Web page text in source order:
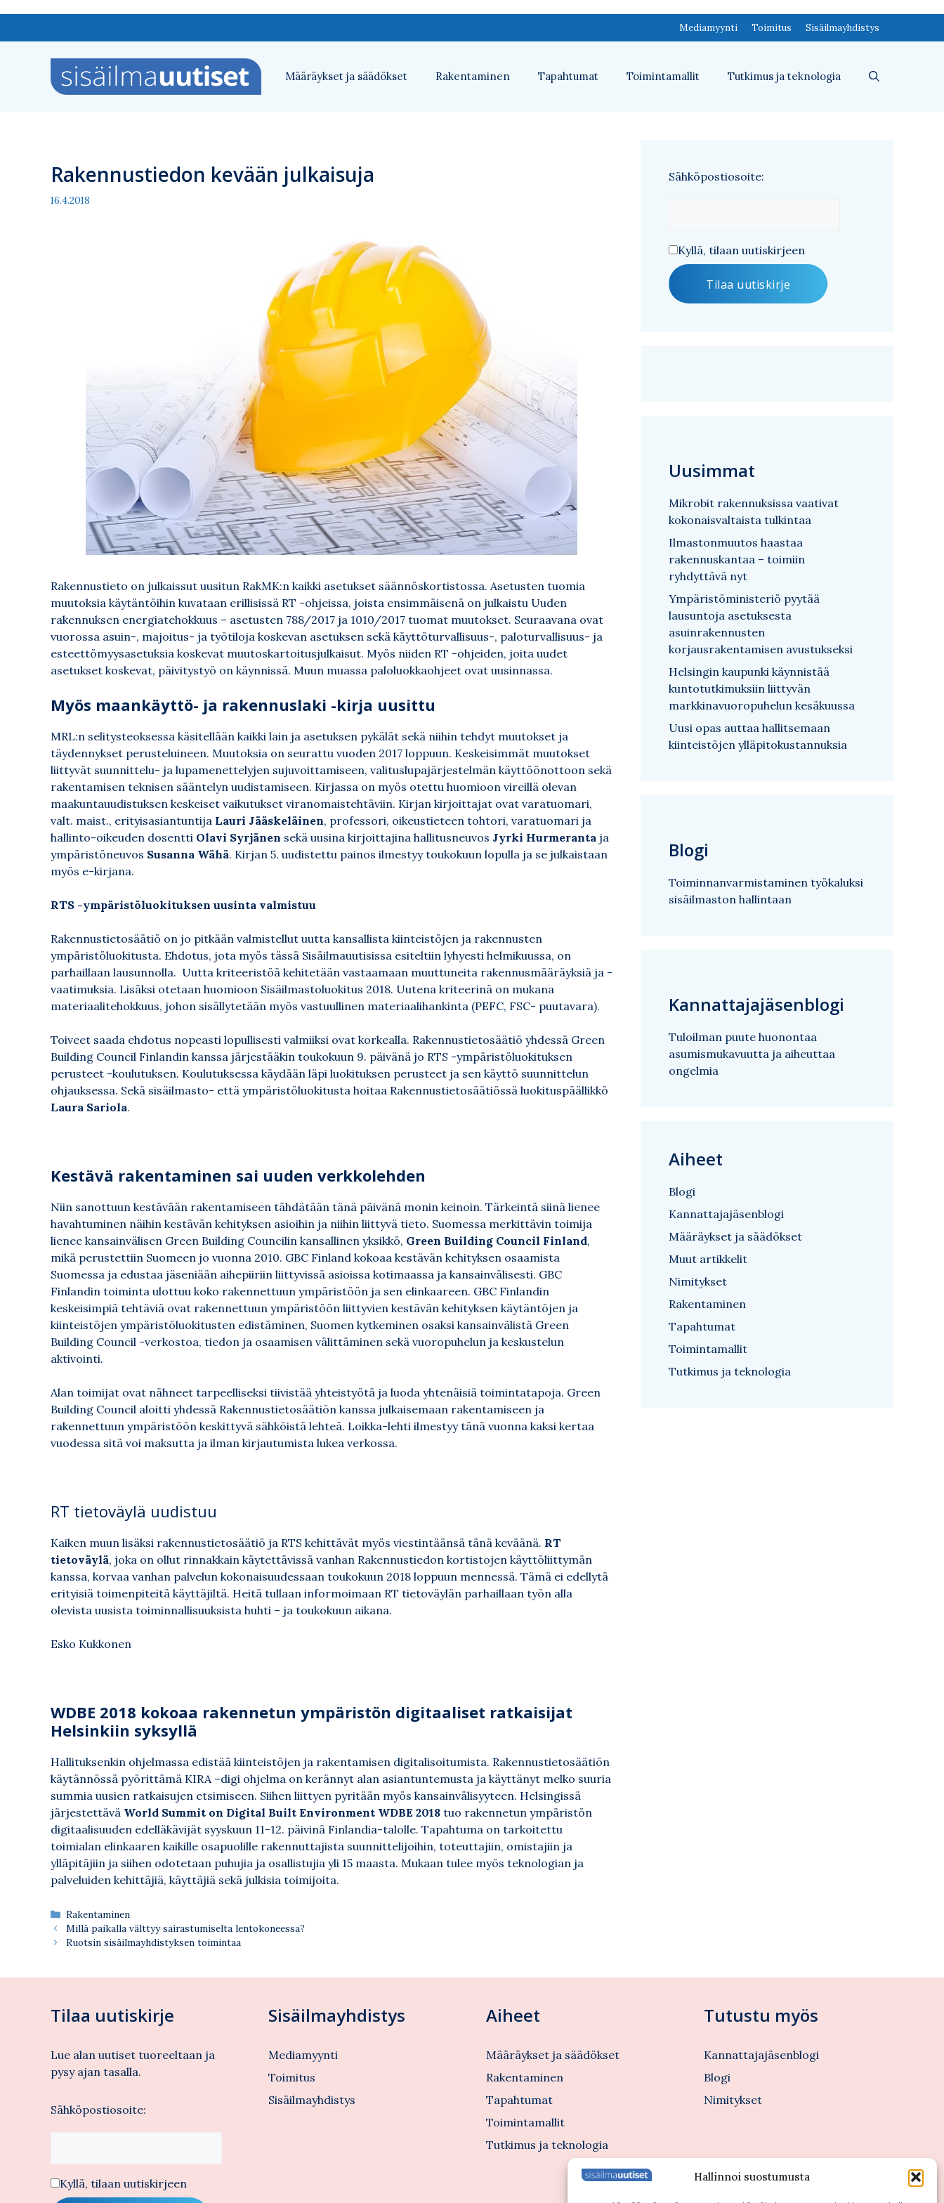
Hallinnoi suostumusta
sisältöön
Mediamyynti Toimitus Sisäilmayhdistys
Määräykset ja säädökset Rakentaminen Tapahtumat Toimintamallit Tutkimus ja teknologia
Rakennustiedon kevään julkaisuja
16.4.2018
Rakennustieto on julkaissut uusitun RakMK:n kaikki asetukset säännöskortistossa. Asetusten tuomia
muutoksia käytäntöihin kuvataan erillisissä RT -ohjeissa, joista ensimmäisenä on julkaistu Uuden
rakennuksen energiatehokkuus – asetusten 788/2017 ja 1010/2017 tuomat muutokset. Seuraavana ovat
vuorossa asuin-, majoitus- ja työtiloja koskevan asetuksen sekä käyttöturvallisuus-, paloturvallisuus- ja
esteettömyysasetuksia koskevat muutoskartoitusjulkaisut. Myös niiden RT -ohjeiden, joita uudet
asetukset koskevat, päivitystyö on käynnissä. Muun muassa paloluokkaohjeet ovat uusinnassa.
Myös maankäyttö- ja rakennuslaki -kirja uusittu
MRL:n selitysteoksessa käsitellään kaikki lain ja asetuksen pykälät sekä niihin tehdyt muutokset ja
täydennykset perusteluineen. Muutoksia on seurattu vuoden 2017 loppuun. Keskeisimmät muutokset
liittyvät suunnittelu- ja lupamenettelyjen sujuvoittamiseen, valituslupajärjestelmän käyttöönottoon sekä
rakentamisen teknisen sääntelyn uudistamiseen. Kirjassa on myös otettu huomioon vireillä olevan
maakuntauudistuksen keskeiset vaikutukset viranomaistehtäviin. Kirjan kirjoittajat ovat varatuomari,
valt. maist., erityisasiantuntija Lauri Jääskeläinen, professori, oikeustieteen tohtori, varatuomari ja
hallinto-oikeuden dosentti Olavi Syrjänen sekä uusina kirjoittajina hallitusneuvos Jyrki Hurmeranta ja
ympäristöneuvos Susanna Wähä. Kirjan 5. uudistettu painos ilmestyy toukokuun lopulla ja se julkaistaan
myös e-kirjana.
RTS -ympäristöluokituksen uusinta valmistuu
Rakennustietosäätiö on jo pitkään valmistellut uutta kansallista kiinteistöjen ja rakennusten
ympäristöluokitusta. Ehdotus, jota myös tässä Sisäilmauutisissa esiteltiin lyhyesti helmikuussa, on
parhaillaan lausunnolla. Uutta kriteeristöä kehitetään vastaamaan muuttuneita rakennusmääräyksiä ja -
vaatimuksia. Lisäksi otetaan huomioon Sisäilmastoluokitus 2018. Uutena kriteerinä on mukana
materiaalitehokkuus, johon sisällytetään myös vastuullinen materiaalihankinta (PEFC, FSC- puutavara).
Toiveet saada ehdotus nopeasti lopullisesti valmiiksi ovat korkealla. Rakennustietosäätiö yhdessä Green
Building Council Finlandin kanssa järjestääkin toukokuun 9. päivänä jo RTS -ympäristöluokituksen
perusteet -koulutuksen. Koulutuksessa käydään läpi luokituksen perusteet ja sen käyttö suunnittelun
ohjauksessa. Sekä sisäilmasto- että ympäristöluokitusta hoitaa Rakennustietosäätiössä luokituspäällikkö
Laura Sariola.
Kestävä rakentaminen sai uuden verkkolehden
Niin sanottuun kestävään rakentamiseen tähdätään tänä päivänä monin keinoin. Tärkeintä siinä lienee
havahtuminen näihin kestävän kehityksen asioihin ja niihin liittyvä tieto. Suomessa merkittävin toimija
lienee kansainvälisen Green Building Councilin kansallinen yksikkö, Green Building Council Finland,
mikä perustettiin Suomeen jo vuonna 2010. GBC Finland kokoaa kestävän kehityksen osaamista
Suomessa ja edustaa jäseniään aihepiiriin liittyvissä asioissa kotimaassa ja kansainvälisesti. GBC
Finlandin toiminta ulottuu koko rakennettuun ympäristöön ja sen elinkaareen. GBC Finlandin
keskeisimpiä tehtäviä ovat rakennettuun ympäristöön liittyvien kestävän kehityksen käytäntöjen ja
kiinteistöjen ympäristöluokitusten edistäminen, Suomen kytkeminen osaksi kansainvälistä Green
Building Council -verkostoa, tiedon ja osaamisen välittäminen sekä vuoropuhelun ja keskustelun
aktivointi.
Alan toimijat ovat nähneet tarpeelliseksi tiivistää yhteistyötä ja luoda yhtenäisiä toimintatapoja. Green
Building Council aloitti yhdessä Rakennustietosäätiön kanssa julkaisemaan rakentamiseen ja
rakennettuun ympäristöön keskittyvä sähköistä lehteä. Loikka-lehti ilmestyy tänä vuonna kaksi kertaa
vuodessa sitä voi maksutta ja ilman kirjautumista lukea verkossa.
RT tietoväylä uudistuu
Kaiken muun lisäksi rakennustietosäätiö ja RTS kehittävät myös viestintäänsä tänä keväänä. RT
tietoväylä, joka on ollut rinnakkain käytettävissä vanhan Rakennustiedon kortistojen käyttöliittymän
kanssa, korvaa vanhan palvelun kokonaisuudessaan toukokuun 2018 loppuun mennessä. Tämä ei edellytä
erityisiä toimenpiteitä käyttäjiltä. Heitä tullaan informoimaan RT tietoväylän parhaillaan työn alla
olevista uusista toiminnallisuuksista huhti – ja toukokuun aikana.
Esko Kukkonen
WDBE 2018 kokoaa rakennetun ympäristön digitaaliset ratkaisijat
Helsinkiin syksyllä
Hallituksenkin ohjelmassa edistää kiinteistöjen ja rakentamisen digitalisoitumista. Rakennustietosäätiön
käytännössä pyörittämä KIRA –digi ohjelma on kerännyt alan asiantuntemusta ja käyttänyt melko suuria
summia uusien ratkaisujen etsimiseen. Siihen liittyen pyritään myös kansainvälisyyteen. Helsingissä
järjestettävä World Summit on Digital Built Environment WDBE 2018 tuo rakennetun ympäristön
digitaalisuuden edelläkävijät syyskuun 11-12. päivinä Finlandia-talolle. Tapahtuma on tarkoitettu
toimialan elinkaaren kaikille osapuolille rakennuttajista suunnittelijoihin, toteuttajiin, omistajiin ja
ylläpitäjiin ja siihen odotetaan puhujia ja osallistujia yli 15 maasta. Mukaan tulee myös teknologian ja
palveluiden kehittäjiä, käyttäjiä sekä julkisia toimijoita.
Kategoriat
Rakentaminen
Millä paikalla välttyy sairastumiselta lentokoneessa?
Ruotsin sisäilmayhdistyksen toimintaa
Sähköpostiosoite:
Kyllä, tilaan uutiskirjeen
Uusimmat
Mikrobit rakennuksissa vaativat
kokonaisvaltaista tulkintaa
Ilmastonmuutos haastaa
rakennuskantaa – toimiin
ryhdyttävä nyt
Ympäristöministeriö pyytää
lausuntoja asetuksesta
asuinrakennusten
korjausrakentamisen avustukseksi
Helsingin kaupunki käynnistää
kuntotutkimuksiin liittyvän
markkinavuoropuhelun kesäkuussa
Uusi opas auttaa hallitsemaan
kiinteistöjen ylläpitokustannuksia
Blogi
Toiminnanvarmistaminen työkaluksi
sisäilmaston hallintaan
Kannattajajäsenblogi
Tuloilman puute huonontaa
asumismukavuutta ja aiheuttaa
ongelmia
Aiheet
Blogi
Kannattajajäsenblogi
Määräykset ja säädökset
Muut artikkelit
Nimitykset
Rakentaminen
Tapahtumat
Toimintamallit
Tutkimus ja teknologia
Tilaa uutiskirje
Lue alan uutiset tuoreeltaan ja
pysy ajan tasalla.
Sähköpostiosoite:
Kyllä, tilaan uutiskirjeen
Sisäilmayhdistys
Mediamyynti
Toimitus
Sisäilmayhdistys
Aiheet
Määräykset ja säädökset
Rakentaminen
Tapahtumat
Toimintamallit
Tutkimus ja teknologia
Tutustu myös
Kannattajajäsenblogi
Blogi
Nimitykset